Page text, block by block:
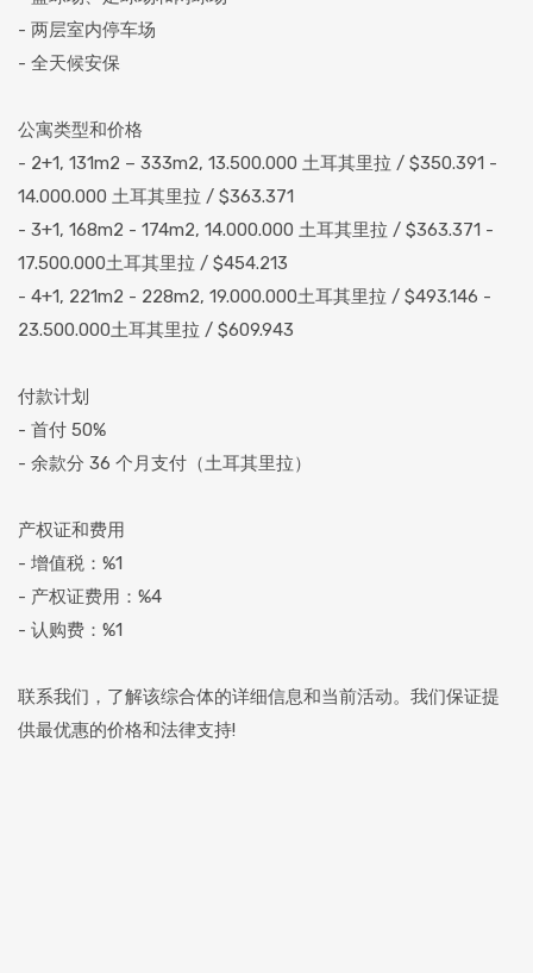
- 两层室内停车场
- 全天候安保
公寓类型和价格
- 2+1, 131m2 – 333m2, 13.500.000 土耳其里拉 / $350.391 -
14.000.000 土耳其里拉 / $363.371
- 3+1, 168m2 - 174m2, 14.000.000 土耳其里拉 / $363.371 -
17.500.000土耳其里拉 / $454.213
- 4+1, 221m2 - 228m2, 19.000.000土耳其里拉 / $493.146 -
23.500.000土耳其里拉 / $609.943
付款计划
- 首付 50%
- 余款分 36 个月支付（土耳其里拉）
产权证和费用
- 增值税：%1
- 产权证费用：%4
- 认购费：%1
联系我们，了解该综合体的详细信息和当前活动。我们保证提
供最优惠的价格和法律支持!